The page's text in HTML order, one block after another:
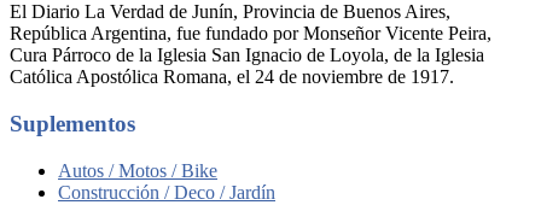
El Diario La Verdad de Junín, Provincia de Buenos Aires,
República Argentina, fue fundado por Monseñor Vicente Peira,
Cura Párroco de la Iglesia San Ignacio de Loyola, de la Iglesia
Católica Apostólica Romana, el 24 de noviembre de 1917.
Suplementos
Autos / Motos / Bike
Construcción / Deco / Jardín